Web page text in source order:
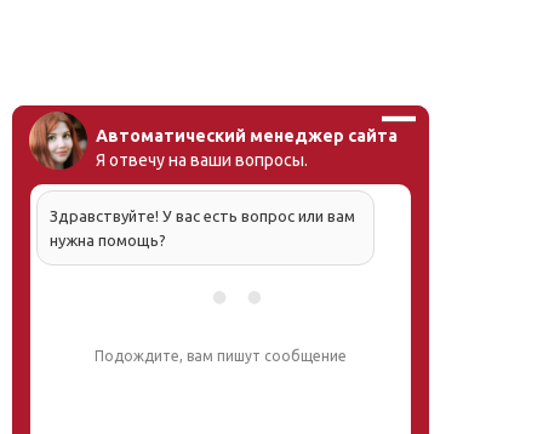
Автоматический менеджер сайта
Я отвечу на ваши вопросы.
Здравствуйте! У вас есть вопрос или вам
нужна помощь?
Подождите, вам пишут сообщение